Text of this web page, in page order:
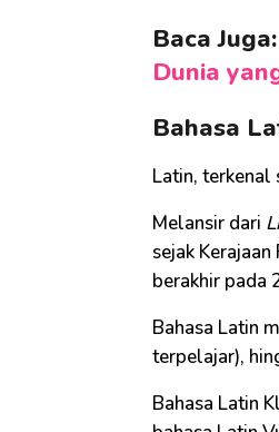
Baca Juga:
Dunia
Bahasa
Latin, terkenal
Melansir dari
sejak
berakhir pada
Bahasa Latin
terpelajar),
Bahasa Latin